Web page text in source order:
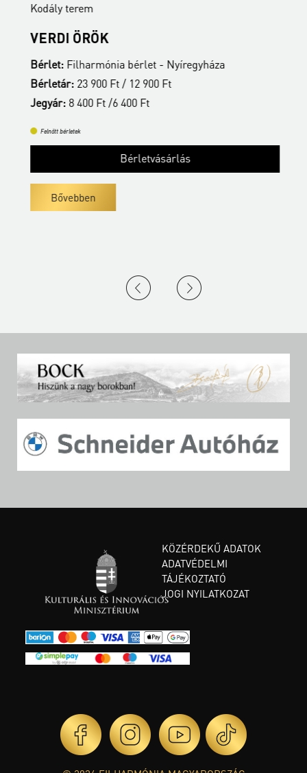
Kodály terem
VERDI ÖRÖK
Bérlet:Filharmónia bérlet - Nyíregyháza
Bérletár:23 900 Ft / 12 900 Ft
Jegyár:8 400 Ft /6 400 Ft
Felnőtt bérletek
Bérletvásárlás
Bővebben
KÖZÉRDEKŰ ADATOK
ADATVÉDELMI
TÁJÉKOZTATÓ
JOGI NYILATKOZAT